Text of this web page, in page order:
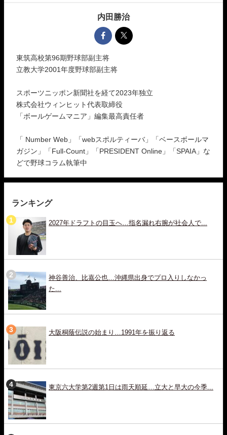
内田勝治
東筑高校第96期野球部副主将
立教大学2001年度野球部副主将
スポーツニッポン新聞社を経て2023年独立
株式会社ウィンヒット代表取締役
「ボールゲームマニア」編集最高責任者
「 Number Web」「webスポルティーバ」「ベースボールマ
ガジン」「Full-Count」「PRESIDENT Online」「SPAIA」な
どで野球コラム執筆中
ランキング
2027年ドラフトの目玉へ…指名漏れ右腕が社会人で...
神谷善治、比嘉公也…沖縄県出身でプロ入りしなかっ
た...
大阪桐蔭伝説の始まり…1991年を振り返る
東京六大学第2週第1日は雨天順延…立大と早大の今季...